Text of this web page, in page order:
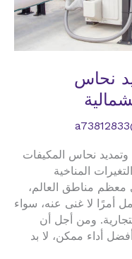
نحاس
وتمديد نحاس المكيفات
المناخية
معظم مناطق العالم،
أمرًا لا غنى عنه، سواء
ومن أجل أن
أداء ممكن، لا بد